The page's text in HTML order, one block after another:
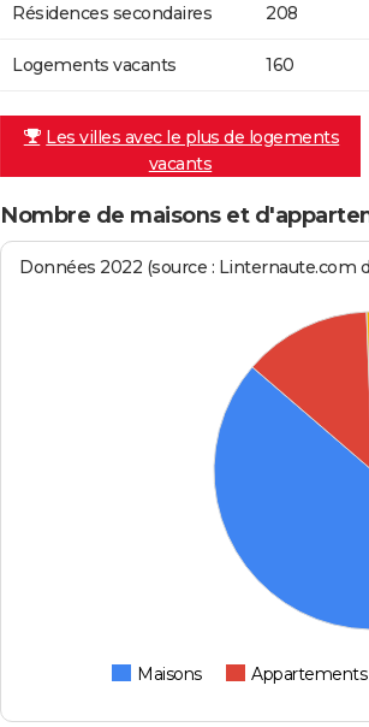
Résidences secondaires 208
Logements vacants 160
Les villes avec le plus de logements
vacants
Nombre de maisons et
Données 2022 (source : Linternaute.com
Maisons Appartements